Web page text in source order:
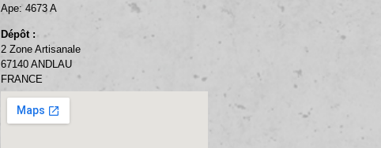
Ape: 4673 A
Dépôt :
2 Zone Artisanale
67140 ANDLAU
FRANCE